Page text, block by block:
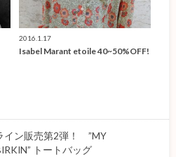
2016.1.17
Isabel Marant etoile 40~50%OFF!
イン販売第2弾！ ”MY
トートバッグ